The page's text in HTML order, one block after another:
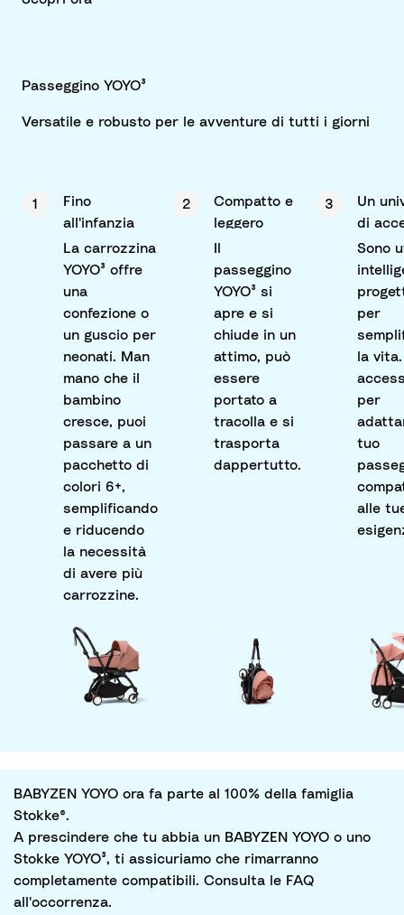
Passeggino YOYO³
Versatile e robusto per le avventure di tutti i giorni
1
Fino
all'infanzia
La carrozzina
YOYO³ offre
una
confezione o
un guscio per
neonati. Man
mano che il
bambino
cresce, puoi
passare a un
pacchetto di
colori 6+,
semplificando
e riducendo
la necessità
di avere più
carrozzine.
2
Compatto e
leggero
passeggino
YOYO³ si
apre e si
chiude in un
attimo, può
essere
portato a
tracolla e si
trasporta
dappertutto.
3
Un
di
Sono
per
la vita.
per
tuo
alle
BABYZEN YOYO ora fa parte al 100% della famiglia
Stokke®.
A prescindere che tu abbia un BABYZEN YOYO o uno
Stokke YOYO³, ti assicuriamo che rimarranno
completamente compatibili. Consulta le FAQ
all'occorrenza.